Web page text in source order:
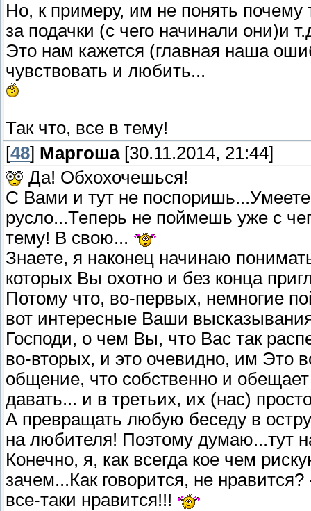
Но, к примеру, им не понять почему
за подачки (с чего начинали они)и
Это нам кажется (главная наша
чувствовать и любить...
Так что, все в тему!
[48] Маргоша[30.11.2014, 21:44]
Да! Обхохочешься!
С Вами и тут не поспоришь...Умеете
русло...Теперь не поймешь уже с
тему! В свою...
Знаете, я наконец начинаю
которых Вы охотно и без конца
Потому что, во-первых, немногие
вот интересные Ваши
Господи, о чем Вы, что Вас так
во-вторых, и это очевидно, им Это
общение, что собственно и
давать... и в третьих, их (нас)
А превращать любую беседу в
на любителя! Поэтому думаю...тут
Конечно, я, как всегда кое чем
зачем...Как говорится, не
все-таки нравится!!!